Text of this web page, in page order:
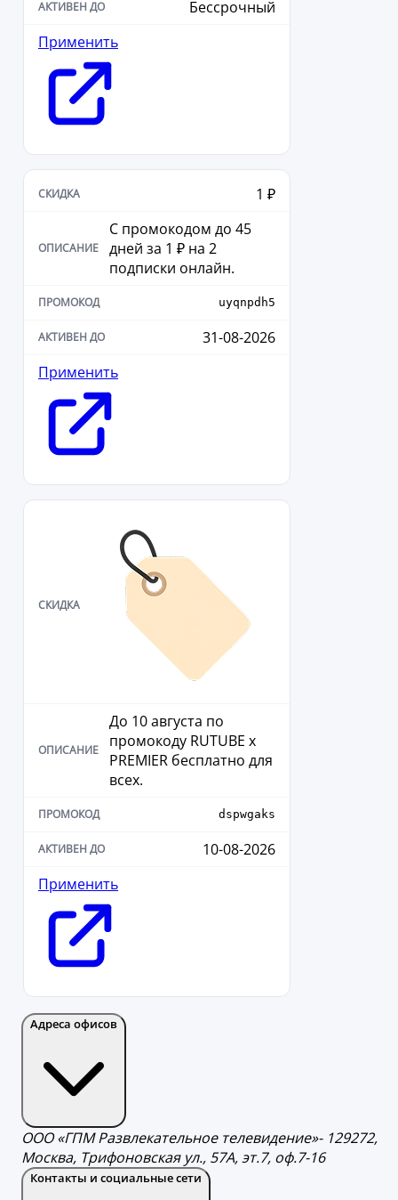
Бессрочный
Применить
1 ₽
С промокодом до 45
дней за 1 ₽ на 2
подписки онлайн.
uyqnpdh5
31-08-2026
Применить
До 10 августа по
промокоду RUTUBE х
PREMIER бесплатно для
всех.
dspwgaks
10-08-2026
Применить
Адреса офисов
ООО «ГПМ Развлекательное телевидение»- 129272,
Москва, Трифоновская ул., 57А, эт.7, оф.7-16
Контакты и социальные сети